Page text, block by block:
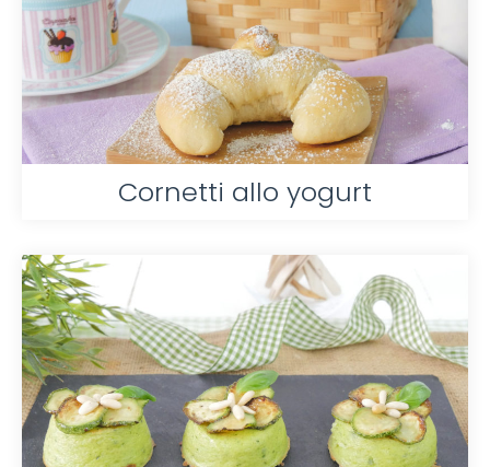
Cornetti allo yogurt